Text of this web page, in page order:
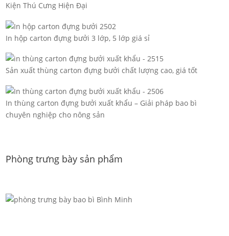
Kiện Thú Cưng Hiện Đại
In hộp carton đựng bưởi 3 lớp, 5 lớp giá sỉ
Sản xuất thùng carton đựng bưởi chất lượng cao, giá tốt
In thùng carton đựng bưởi xuất khẩu – Giải pháp bao bì
chuyên nghiệp cho nông sản
Phòng trưng bày sản phẩm